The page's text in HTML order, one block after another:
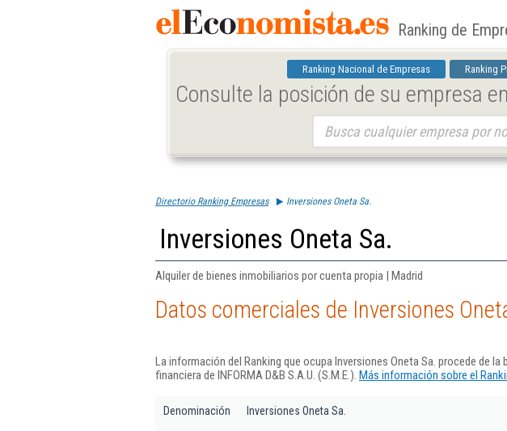
Ranking de
Ranking Nacional de Empresas Ranking
Consulte la posición de su empresa
Directorio Ranking Empresas Inversiones Oneta Sa.
Inversiones Oneta Sa.
Alquiler de bienes inmobiliarios por cuenta propia | Madrid
Datos comerciales de Inversiones
La información del Ranking que ocupa Inversiones Oneta Sa. procede de
financiera de INFORMA D&B S.A.U. (S.M.E.). Más información sobre el
Denominación Inversiones Oneta Sa.